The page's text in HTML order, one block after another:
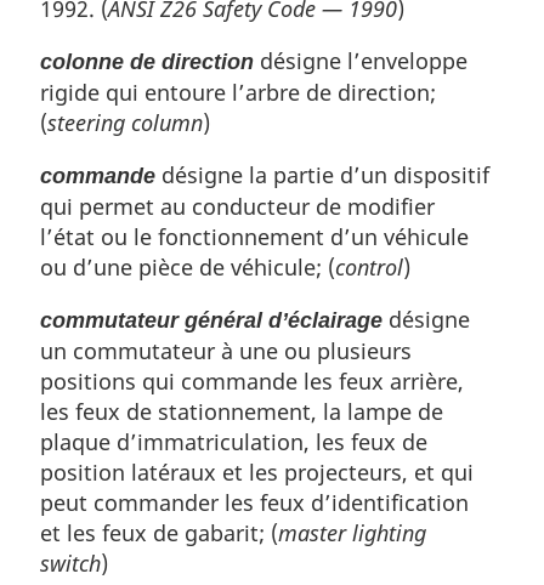
1992. (ANSI Z26 Safety Code — 1990)
colonne de direction désigne l’enveloppe
rigide qui entoure l’arbre de direction;
(steering column)
commande désigne la partie d’un dispositif
qui permet au conducteur de modifier
l’état ou le fonctionnement d’un véhicule
ou d’une pièce de véhicule; (control)
commutateur général d’éclairage désigne
un commutateur à une ou plusieurs
positions qui commande les feux arrière,
les feux de stationnement, la lampe de
plaque d’immatriculation, les feux de
position latéraux et les projecteurs, et qui
peut commander les feux d’identification
et les feux de gabarit; (master lighting
switch)